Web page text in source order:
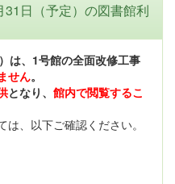
31日（予定）の図書館利
は、1号館の全面改修工事
せん。
となり、 館内で閲覧するこ
、以下ご確認ください。